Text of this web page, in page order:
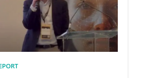
credito
digitali
–
il